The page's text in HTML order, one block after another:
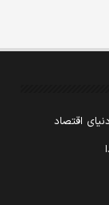
اقتصاد